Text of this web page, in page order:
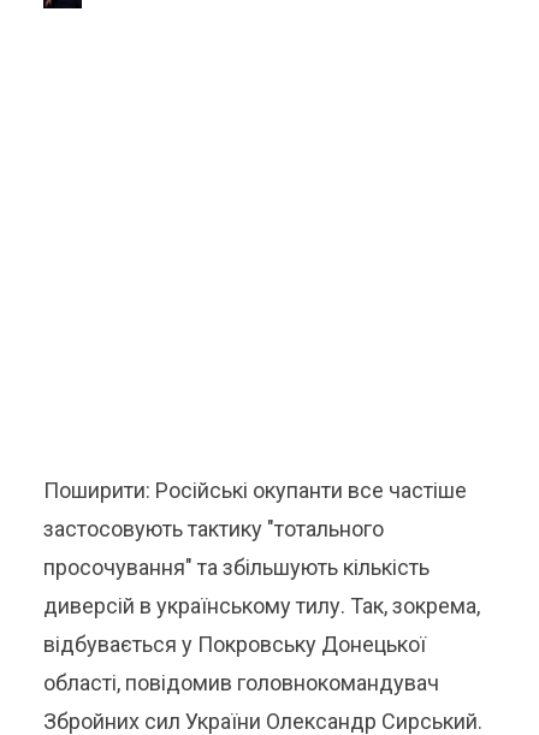
Поширити: Російські окупанти все частіше
застосовують тактику "тотального
просочування" та збільшують кількість
диверсій в українському тилу. Так, зокрема,
відбувається у Покровську Донецької
області, повідомив головнокомандувач
Збройних сил України Олександр Сирський.